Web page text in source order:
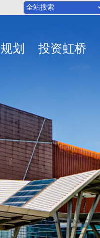
划 投资虹桥